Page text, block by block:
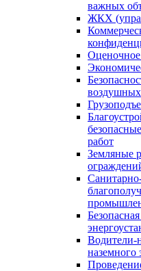
важных
ЖКХ
воздушных
работ
Земляные
Водители-
наземного